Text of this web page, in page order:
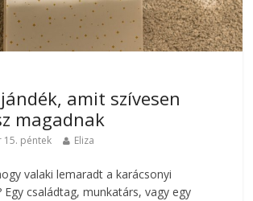
amit szívesen
magadnak
15. péntek Eliza
valaki lemaradt a karácsonyi
Egy családtag, munkatárs, vagy egy